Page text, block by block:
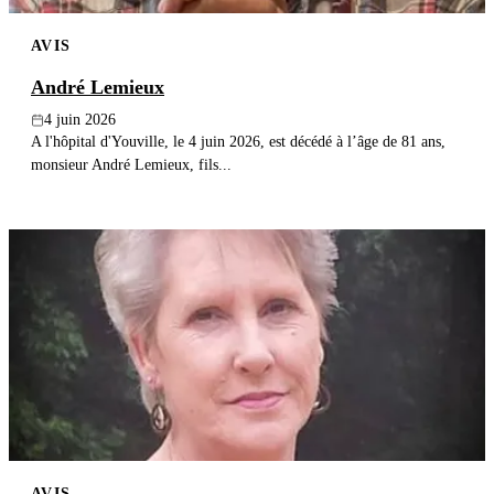
AVIS
André Lemieux
4 juin 2026
A l'hôpital d'Youville, le 4 juin 2026, est décédé à l’âge de 81 ans,
monsieur André Lemieux, fils...